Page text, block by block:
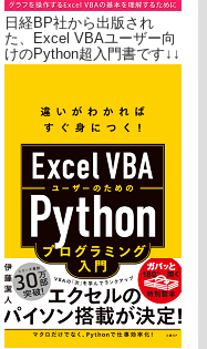
日経BP社から出版され
た、Excel VBAユーザー向
けのPython超入門書です↓↓